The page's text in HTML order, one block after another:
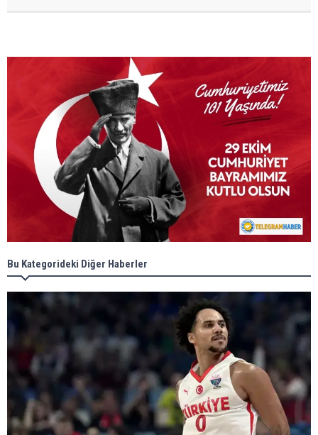
Bu Kategorideki Diğer Haberler